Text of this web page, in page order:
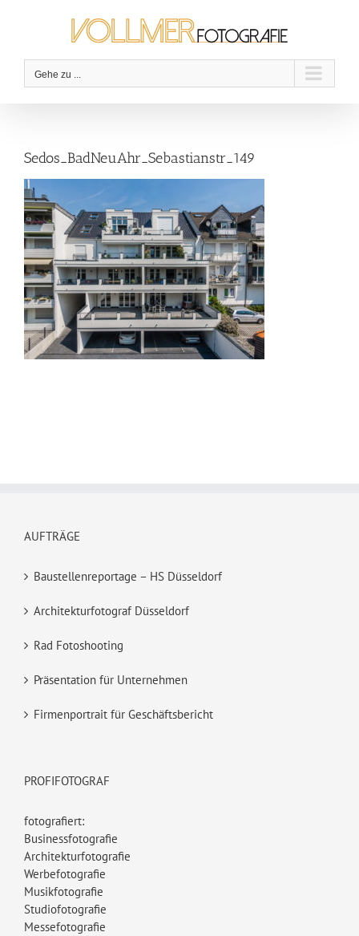
Gehe zu ...
Sedos_BadNeuAhr_Sebastianstr_149
AUFTRÄGE
Baustellenreportage – HS Düsseldorf
Architekturfotograf Düsseldorf
Rad Fotoshooting
Präsentation für Unternehmen
Firmenportrait für Geschäftsbericht
PROFIFOTOGRAF
fotografiert:
Businessfotografie
Architekturfotografie
Werbefotografie
Musikfotografie
Studiofotografie
Messefotografie